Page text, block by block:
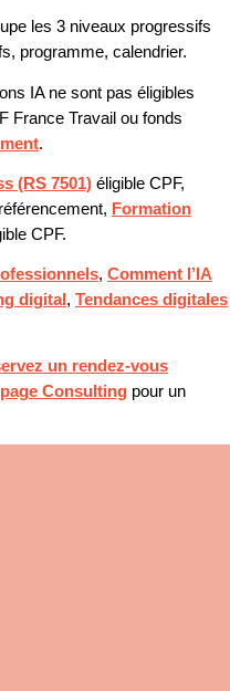
les 3 niveaux progressifs
programme, calendrier.
IA ne sont pas éligibles
France Travail ou fonds
.
(RS 7501) éligible CPF,
Formation
CPF.
, Comment l’IA
digital , Tendances digitales
un rendez-vous
page Consulting pour un